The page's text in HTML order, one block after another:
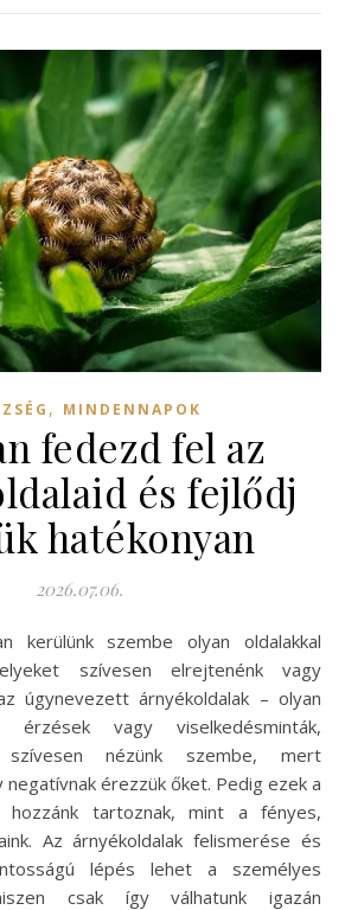
, MINDENNAPOK
fedezd fel az
és fejlődj
hatékonyan
2026.07.06.
szívesen elrejtenénk vagy
úgynevezett árnyékoldalak – olyan
érzések vagy viselkedésminták,
szívesen nézünk szembe, mert
negatívnak érezzük őket. Pedig ezek a
hozzánk tartoznak, mint a fényes,
Az árnyékoldalak felismerése és
lépés lehet a személyes
csak így válhatunk igazán